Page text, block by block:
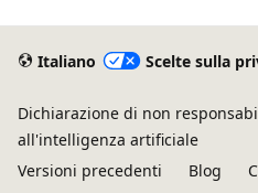
Italiano Scelte sulla
Dichiarazione di non
all'intelligenza artificiale
Versioni precedenti
Blog